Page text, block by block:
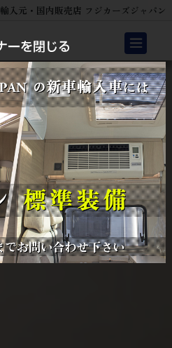
輸入元・国内販売店 フジカーズジャパン